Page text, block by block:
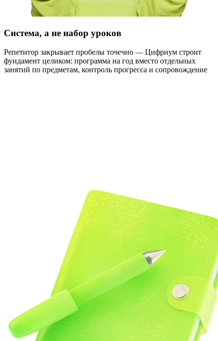
Система, а не набор уроков
Репетитор закрывает пробелы точечно — Цифриум строит
фундамент целиком: программа на год вместо отдельных
занятий по предметам, контроль прогресса и сопровождение